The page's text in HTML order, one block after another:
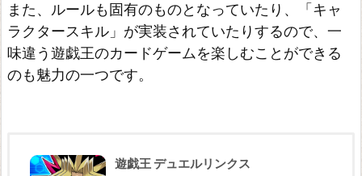
また、ルールも固有のものとなっていたり、「キャ
ラクタースキル」が実装されていたりするので、一
味違う遊戯王のカードゲームを楽しむことができる
のも魅力の一つです。
遊戯王 デュエルリンクス